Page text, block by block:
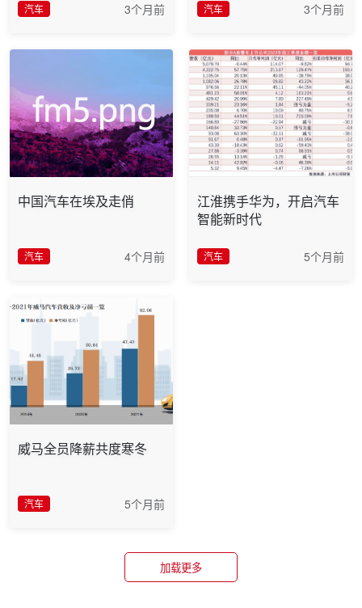
汽车
3个月前 汽车 3个月前
中国汽车在埃及走俏
汽车 4个月前
江淮携手华为，开启汽车
智能新时代
汽车 5个月前
威马全员降薪共度寒冬
汽车 5个月前
加载更多